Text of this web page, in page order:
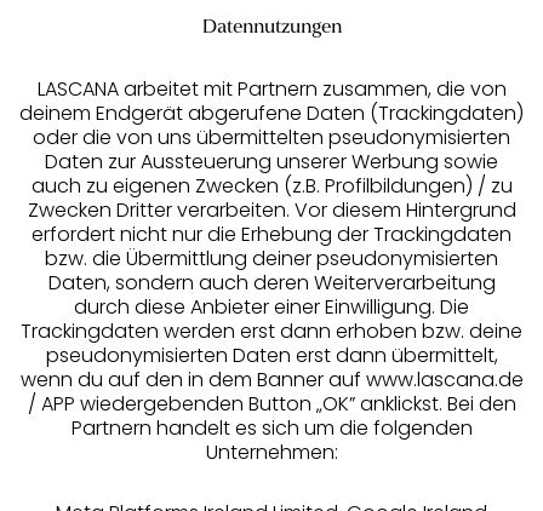
Services
Beratung
Über uns
Rechtliches
Datennutzungen
LASCANA arbeitet mit Partnern zusammen, die von
deinem Endgerät abgerufene Daten (Trackingdaten)
oder die von uns übermittelten pseudonymisierten
Daten zur Aussteuerung unserer Werbung sowie
auch zu eigenen Zwecken (z.B. Profilbildungen) / zu
Zwecken Dritter verarbeiten. Vor diesem Hintergrund
erfordert nicht nur die Erhebung der Trackingdaten
bzw. die Übermittlung deiner pseudonymisierten
Daten, sondern auch deren Weiterverarbeitung
durch diese Anbieter einer Einwilligung. Die
Trackingdaten werden erst dann erhoben bzw. deine
pseudonymisierten Daten erst dann übermittelt,
wenn du auf den in dem Banner auf www.lascana.de
/ APP wiedergebenden Button „OK” anklickst. Bei den
Partnern handelt es sich um die folgenden
Unternehmen: